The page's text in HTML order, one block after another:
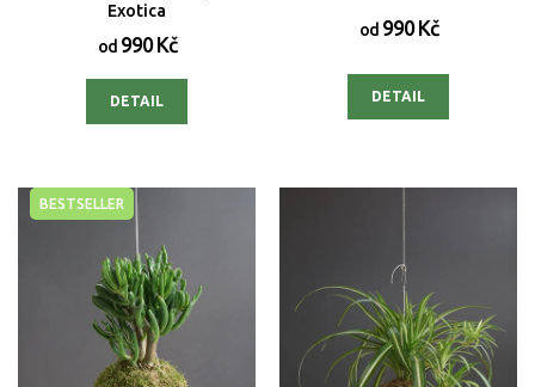
Exotica
od990 Kč
DETAIL
od990 Kč
DETAIL
BESTSELLER